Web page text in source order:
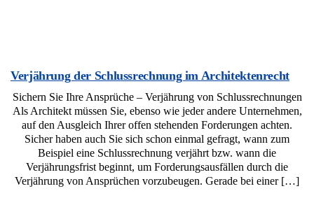
Verjährung der Schlussrechnung im Architektenrecht
Sichern Sie Ihre Ansprüche – Verjährung von Schlussrechnungen
Als Architekt müssen Sie, ebenso wie jeder andere Unternehmen,
auf den Ausgleich Ihrer offen stehenden Forderungen achten.
Sicher haben auch Sie sich schon einmal gefragt, wann zum
Beispiel eine Schlussrechnung verjährt bzw. wann die
Verjährungsfrist beginnt, um Forderungsausfällen durch die
Verjährung von Ansprüchen vorzubeugen. Gerade bei einer […]